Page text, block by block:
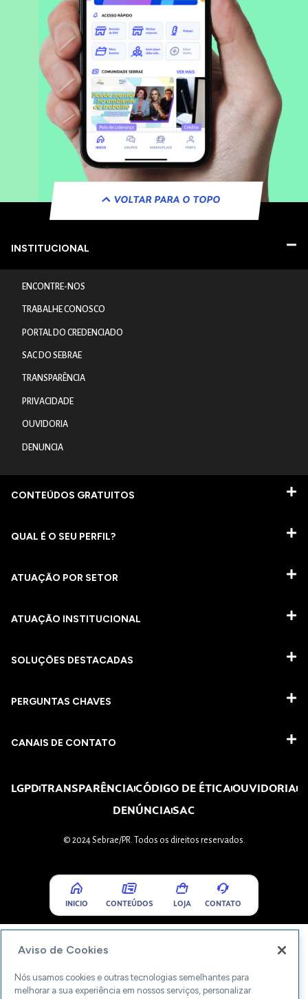
VOLTAR PARA O TOPO
INSTITUCIONAL
ENCONTRE-NOS
TRABALHE CONOSCO
PORTAL DO CREDENCIADO
SAC DO SEBRAE
TRANSPARÊNCIA
PRIVACIDADE
OUVIDORIA
DENUNCIA
CONTEÚDOS GRATUITOS
QUAL É O SEU PERFIL?
ATUAÇÃO POR SETOR
ATUAÇÃO INSTITUCIONAL
SOLUÇÕES DESTACADAS
PERGUNTAS CHAVES​
CANAIS DE CONTATO
LGPDTRANSPARÊNCIACÓDIGO DE ÉTICAOUVIDORIA
DENÚNCIASAC
© 2024 Sebrae/PR. Todos os direitos reservados.
INICIO CONTEÚDOS LOJA CONTATO
Aviso de Cookies
Nós usamos cookies e outras tecnologias semelhantes para
melhorar a sua experiência em nossos serviços, personalizar